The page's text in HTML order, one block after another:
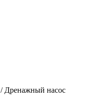
/ Дренажный насос